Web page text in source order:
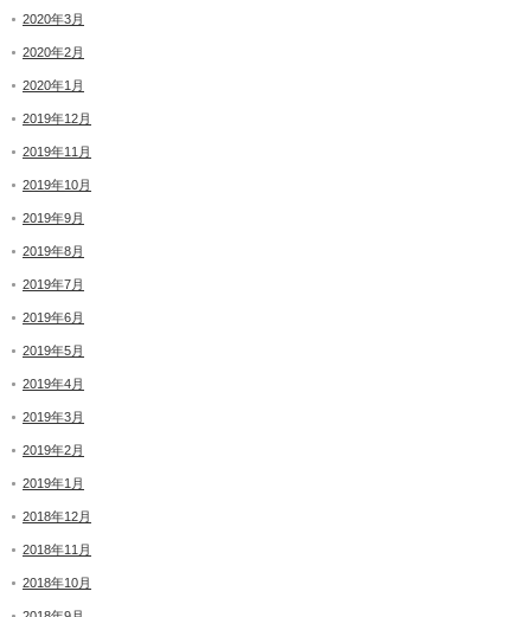
2020年3月
2020年2月
2020年1月
2019年12月
2019年11月
2019年10月
2019年9月
2019年8月
2019年7月
2019年6月
2019年5月
2019年4月
2019年3月
2019年2月
2019年1月
2018年12月
2018年11月
2018年10月